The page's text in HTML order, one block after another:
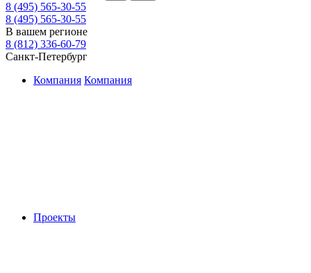
8 (495) 565-30-55
8 (495) 565-30-55
В вашем регионе
8 (812) 336-60-79
Санкт-Петербург
Компания Компания
Проекты